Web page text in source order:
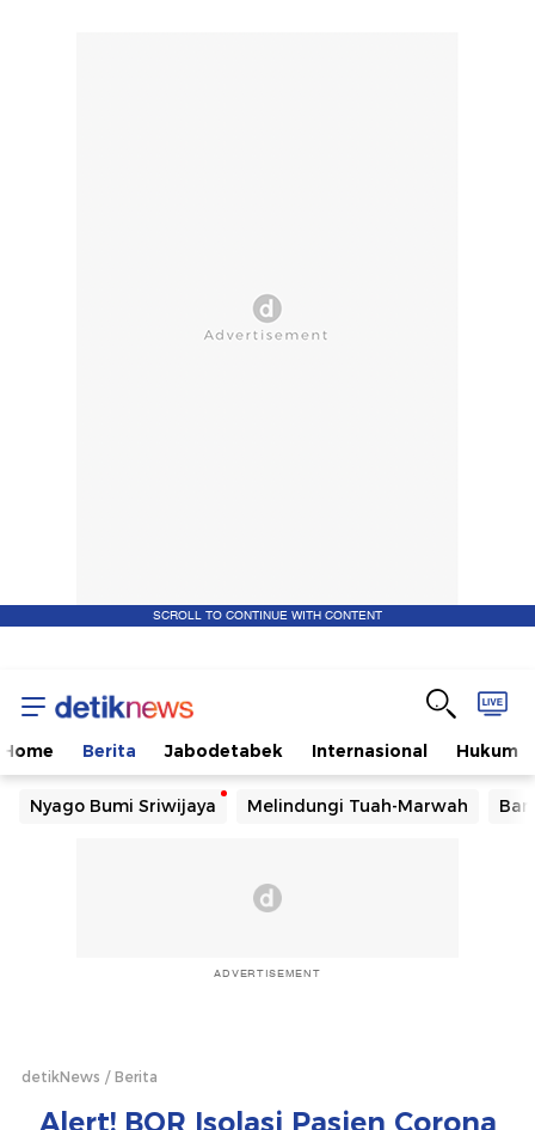
SCROLL TO CONTINUE WITH CONTENT
Home Berita Jabodetabek Internasional Hukum
Nyago Bumi Sriwijaya Melindungi Tuah-Marwah
ADVERTISEMENT
detikNews Berita
Alert! BOR Isolasi Pasien Corona